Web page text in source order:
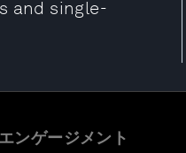
and single-
エンゲージメント